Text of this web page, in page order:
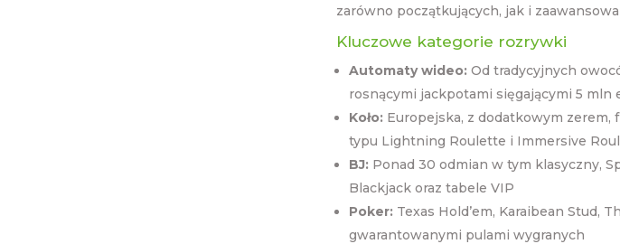
zarówno początkujących, jak i
Kluczowe kategorie rozrywki
Automaty wideo: Od tradycyjnych
rosnącymi jackpotami sięgającymi 5 mln
Koło: Europejska, z dodatkowym
typu Lightning Roulette i Immersive
BJ: Ponad 30 odmian w tym klasyczny,
Blackjack oraz tabele VIP
Poker: Texas Hold’em, Karaibean Stud,
gwarantowanymi pulami wygranych